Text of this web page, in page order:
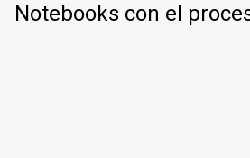
Notebooks con el